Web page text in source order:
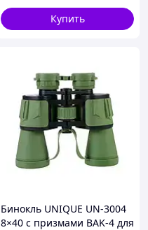
Купить
Бинокль UNIQUE UN-3004
8×40 с призмами BAK-4 для